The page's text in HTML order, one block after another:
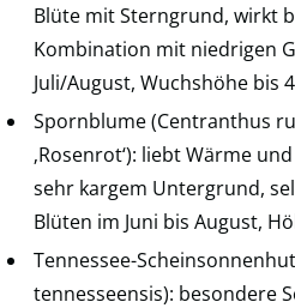
Blüte mit Sterngrund, wirkt
Kombination mit niedrigen
Juli/August, Wuchshöhe bis
Spornblume (Centranthus
‚Rosenrot‘): liebt Wärme
sehr kargem Untergrund,
Blüten im Juni bis August,
Tennessee-
tennesseensis): besondere